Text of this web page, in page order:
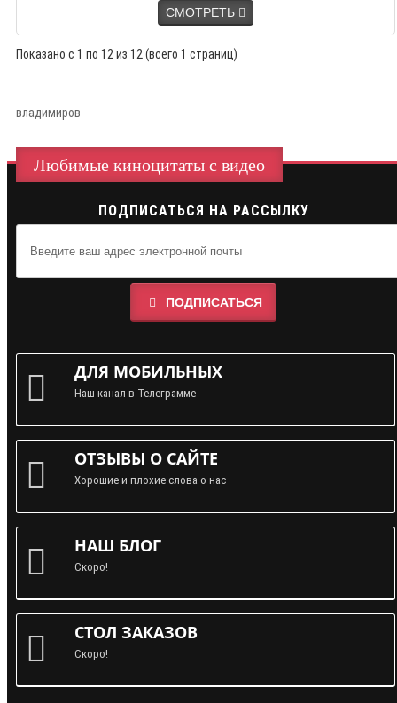
СМОТРЕТЬ
Показано с 1 по 12 из 12 (всего 1 страниц)
владимиров
Любимые киноцитаты с видео
ПОДПИСАТЬСЯ НА РАССЫЛКУ
ПОДПИСАТЬСЯ
ДЛЯ МОБИЛЬНЫХ
Наш канал в Телеграмме
ОТЗЫВЫ О САЙТЕ
Хорошие и плохие слова о нас
НАШ БЛОГ
Скоро!
СТОЛ ЗАКАЗОВ
Скоро!